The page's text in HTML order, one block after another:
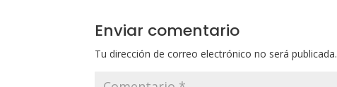
Enviar comentario
Tu dirección de correo electrónico no será publicada.